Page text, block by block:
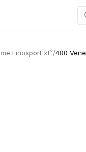
Linosport xf²/400